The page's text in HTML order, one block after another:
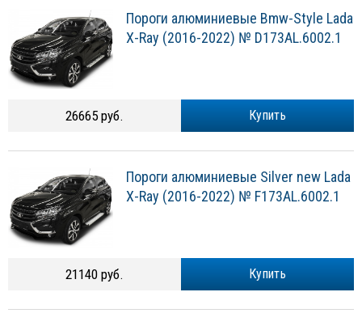
Пороги алюминиевые Bmw-Style Lada
X-Ray (2016-2022) № D173AL.6002.1
Купить
26665 руб.
Пороги алюминиевые Silver new Lada
X-Ray (2016-2022) № F173AL.6002.1
Купить
21140 руб.